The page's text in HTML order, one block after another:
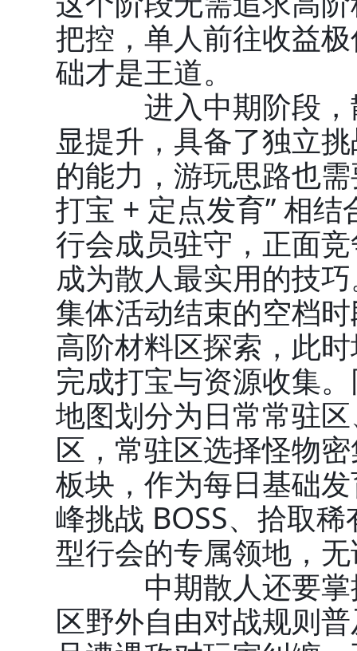
把控，单人前往收益
础才是王道。
进入中期阶段，散
显提升，具备了独立
的能力，游玩思路也
打宝 + 定点发育” 相
行会成员驻守，正面
成为散人最实用的技
集体活动结束的空档
高阶材料区探索，此
完成打宝与资源收集
地图划分为日常常驻
区，常驻区选择怪物
板块，作为每日基础
峰挑战 BOSS、拾取
型行会的专属领地，
中期散人还要掌握
区野外自由对战规则